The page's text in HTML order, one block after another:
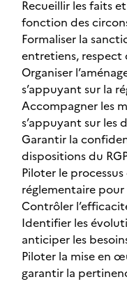
Recueillir les faits
fonction des
Formaliser la
entretiens, respect
Organiser
s’appuyant sur la
Accompagner les
s’appuyant sur les
Garantir la
dispositions du
Piloter le
réglementaire
Contrôler
Identifier les
anticiper les
Piloter la mise en
garantir la